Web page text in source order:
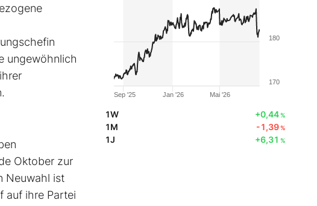
ungewöhnlich
Oktober zur
Neuwahl ist
auf ihre Partei
Sep '25 Jan '26 Mai '26
170
180
1W +0,44%
1M -1,39%
1J +6,31 %